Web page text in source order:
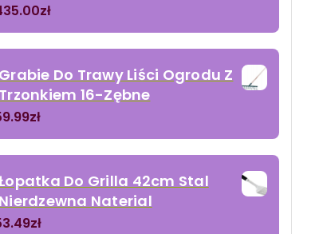
zł
Grabie Do Trawy Liści Ogrodu Z
Trzonkiem 16-Zębne
zł
Do Grilla 42cm Stal
Nierdzewna Naterial
zł